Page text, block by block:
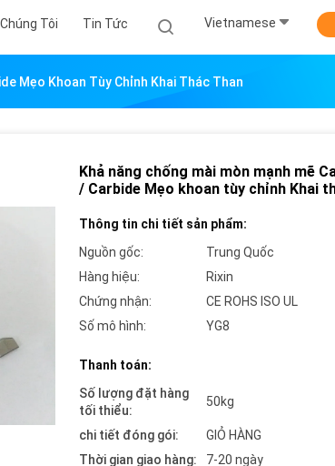
Tôi Tin Tức Vietnamese
Mẹo Khoan Tùy Chỉnh Khai Thác Than
Khả năng chống mài mòn mạnh mẽ
/ Carbide Mẹo khoan tùy chỉnh Khai
Thông tin chi tiết sản phẩm:
Nguồn gốc:
Trung Quốc
Hàng hiệu:
Rixin
Chứng nhận:
CE ROHS ISO UL
Số mô hình:
YG8
Thanh toán:
Số lượng đặt hàng
tối thiểu:
50kg
chi tiết đóng gói:
GIỎ HÀNG
Thời gian giao hàng:
7-20 ngày